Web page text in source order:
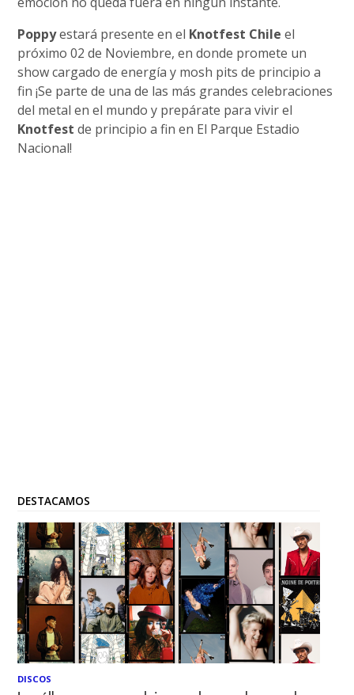
Poppyestará presente en el Knotfest Chile el
próximo 02 de Noviembre, en donde promete un
show cargado de energía y mosh pits de principio a
fin ¡Se parte de una de las más grandes celebraciones
del metal en el mundo y prepárate para vivir el
Knotfest de principio a fin en El Parque Estadio
Nacional!
DESTACAMOS
DISCOS